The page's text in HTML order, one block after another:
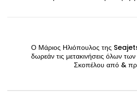
Ο Μάριος Ηλιόπουλος της
δωρεάν τις μετακινήσεις όλων
Σκοπέλου από &